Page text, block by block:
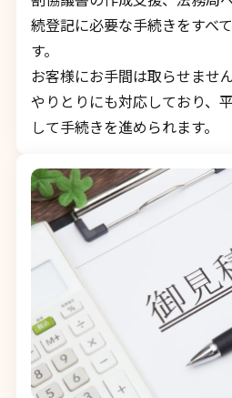
続登記に必要な手続きをすべ
す。
お客様にお手間は取らせませ
やりとりにも対応しており、
して手続きを進められます。